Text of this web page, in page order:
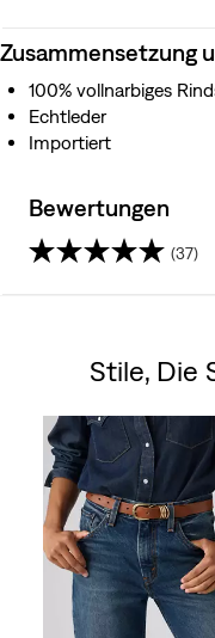
Zusammensetzung
100% vollnarbiges
Echtleder
Importiert
Bewertungen
(37)
Sternen.
37
Bewertungen
Stile, Die